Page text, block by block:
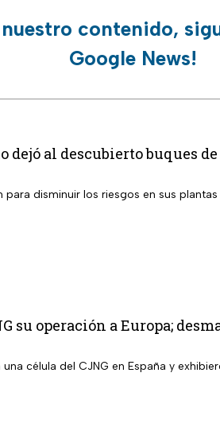
nuestro contenido,
Google News!
dejó al descubierto buques
para disminuir los riesgos en sus
su operación a Europa;
célula del CJNG en España y